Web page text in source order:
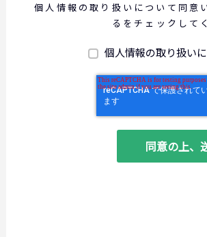
なお、通話内容の確認や応対品質
客満足の向上を図るために、お客
◆個人情報の利用目的
(1) お問い合わせいただいた内容
(2) 商品・サービスの提案、商談
務上必要な事務連絡を行うため
(4) ダイレクトメール、電子メー
サービスに関する情報の提供やイ
個人情報の取り扱いについて同意
るをチェックして
個人情報の取り扱い